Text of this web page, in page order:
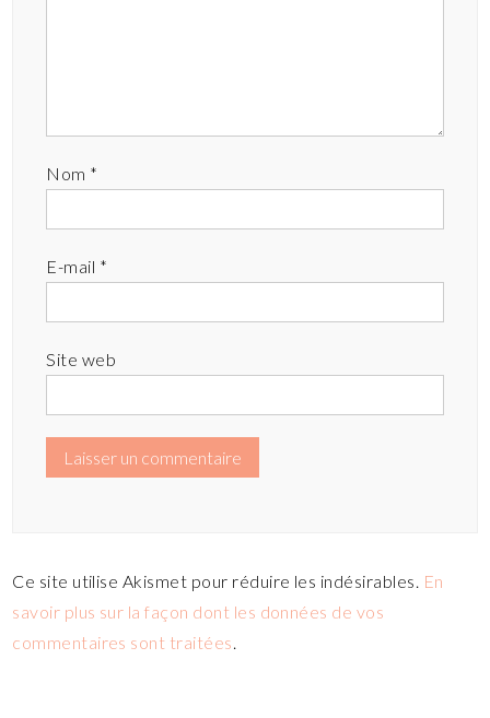
Nom *
E-mail *
Site web
Ce site utilise Akismet pour réduire les indésirables. En
savoir plus sur la façon dont les données de vos
commentaires sont traitées.